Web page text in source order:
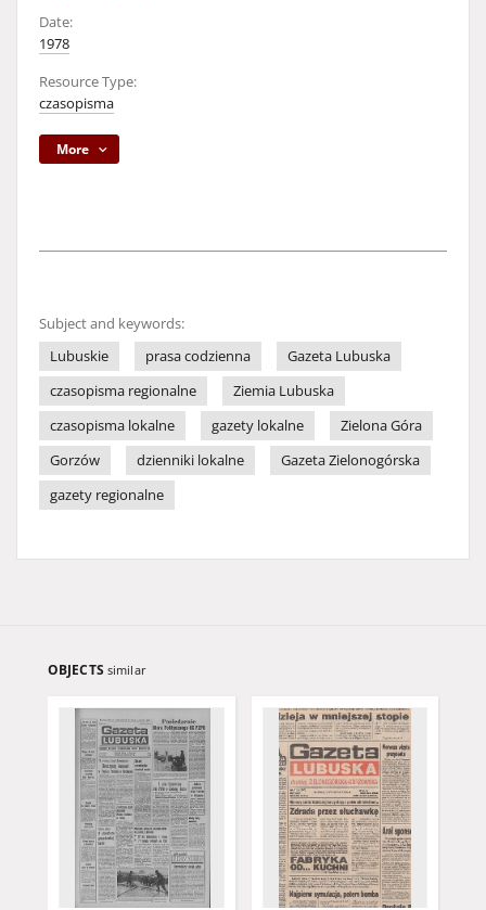
Date:
1978
Resource Type:
czasopisma
More
Subject and keywords:
Lubuskie
prasa codzienna
Gazeta Lubuska
czasopisma regionalne
Ziemia Lubuska
czasopisma lokalne
gazety lokalne
Zielona Góra
Gorzów
dzienniki lokalne
Gazeta Zielonogórska
gazety regionalne
OBJECTS similar